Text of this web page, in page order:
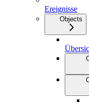
Ereignisse
Objects